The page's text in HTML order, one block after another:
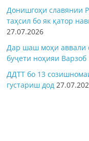
Донишгоҳи славянии
таҳсил бо як қатор
27.07.2026
Дар шаш моҳи аввали
буҷети ноҳияи
ДДТТ бо 13
густариш дод